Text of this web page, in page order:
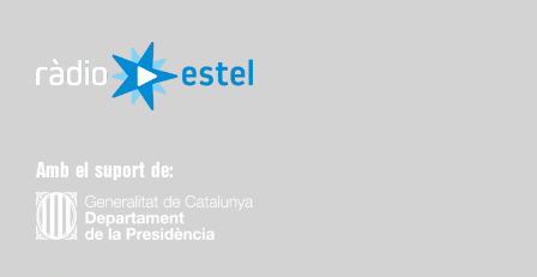
Amb el suport de: